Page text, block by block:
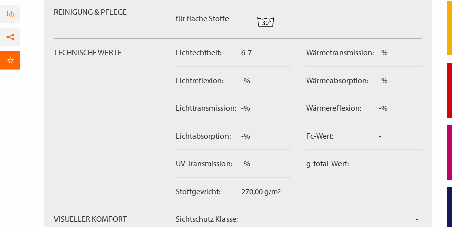
REINIGUNG & PFLEGE
für flache Stoffe
TECHNISCHE WERTE Lichtechtheit: 6-7
Lichtreflexion: -%
Lichttransmission: -%
Lichtabsorption: -%
UV-Transmission: -%
Stoffgewicht: 270,00 g/m2
Wärmetransmission: -%
Wärmeabsorption: -%
Wärmereflexion: -%
Fc-Wert: -
g-total-Wert: -
VISUELLER KOMFORT Sichtschutz Klasse: -